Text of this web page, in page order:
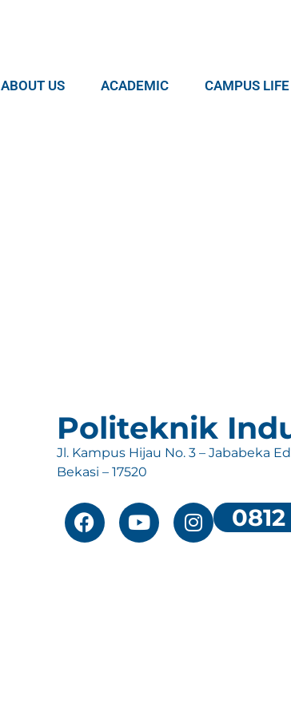
ABOUT US ACADEMIC CAMPUS LIFE
Politeknik
Jl. Kampus Hijau No. 3 – Jababeka
Bekasi – 17520